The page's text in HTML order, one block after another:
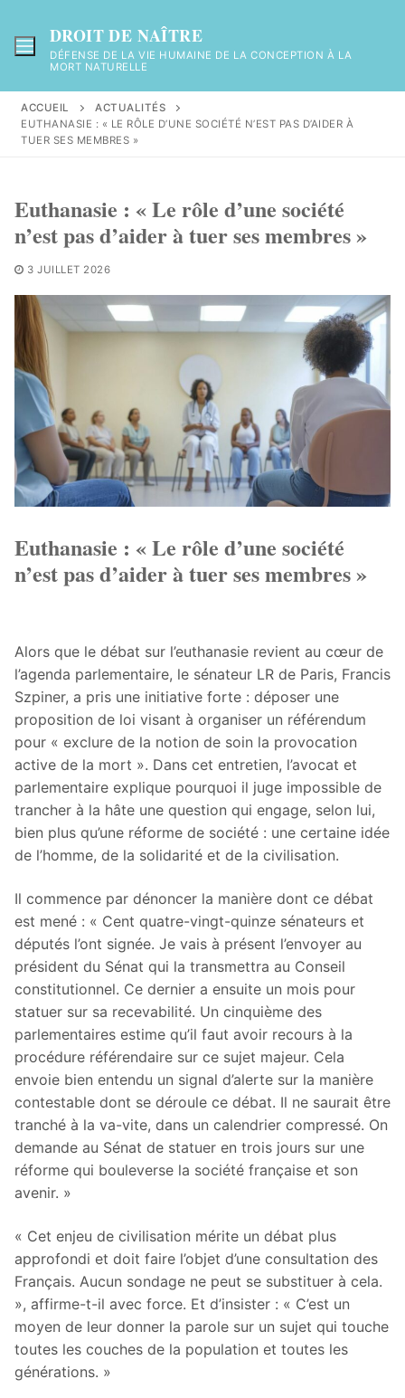
au
contenu
DROIT DE NAÎTRE
DÉFENSE DE LA VIE HUMAINE DE LA CONCEPTION À LA
MORT NATURELLE
ACCUEIL
ACTUALITÉS
EUTHANASIE : « LE RÔLE D’UNE SOCIÉTÉ N’EST PAS D’AIDER À
TUER SES MEMBRES »
Euthanasie : « Le rôle d’une société
n’est pas d’aider à tuer ses membres »
3 JUILLET 2026
Euthanasie : « Le rôle d’une société
n’est pas d’aider à tuer ses membres »
Alors que le débat sur l’euthanasie revient au cœur de
l’agenda parlementaire, le sénateur LR de Paris, Francis
Szpiner, a pris une initiative forte : déposer une
proposition de loi visant à organiser un référendum
pour « exclure de la notion de soin la provocation
active de la mort ». Dans cet entretien, l’avocat et
parlementaire explique pourquoi il juge impossible de
trancher à la hâte une question qui engage, selon lui,
bien plus qu’une réforme de société : une certaine idée
de l’homme, de la solidarité et de la civilisation.
Il commence par dénoncer la manière dont ce débat
est mené : « Cent quatre-vingt-quinze sénateurs et
députés l’ont signée. Je vais à présent l’envoyer au
président du Sénat qui la transmettra au Conseil
constitutionnel. Ce dernier a ensuite un mois pour
statuer sur sa recevabilité. Un cinquième des
parlementaires estime qu’il faut avoir recours à la
procédure référendaire sur ce sujet majeur. Cela
envoie bien entendu un signal d’alerte sur la manière
contestable dont se déroule ce débat. Il ne saurait être
tranché à la va-vite, dans un calendrier compressé. On
demande au Sénat de statuer en trois jours sur une
réforme qui bouleverse la société française et son
avenir. »
« Cet enjeu de civilisation mérite un débat plus
approfondi et doit faire l’objet d’une consultation des
Français. Aucun sondage ne peut se substituer à cela.
», affirme-t-il avec force. Et d’insister : « C’est un
moyen de leur donner la parole sur un sujet qui touche
toutes les couches de la population et toutes les
générations. »